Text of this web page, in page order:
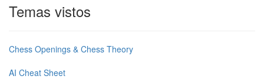
Temas vistos
Chess Openings & Chess Theory
AI Cheat Sheet